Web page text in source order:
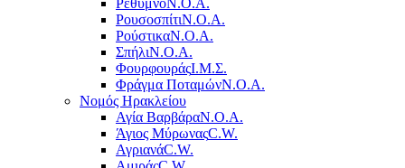
ΡέθυμνοΝ.Ο.Α.
ΡουσοσπίτιΝ.Ο.Α.
ΡούστικαΝ.Ο.Α.
ΣπήλιΝ.Ο.Α.
ΦουρφουράςΙ.Μ.Σ.
Φράγμα ΠοταμώνΝ.Ο.Α.
Νομός Ηρακλείου
Αγία ΒαρβάραΝ.Ο.Α.
Άγιος ΜύρωναςC.W.
ΑγριανάC.W.